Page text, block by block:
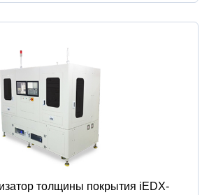
толщины покрытия iEDX-